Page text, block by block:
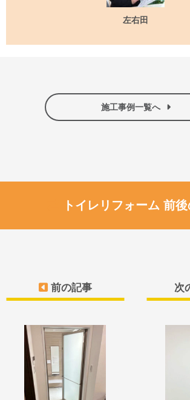
左右田
施工事例一覧へ
トイレリフォーム 前
前の記事 次